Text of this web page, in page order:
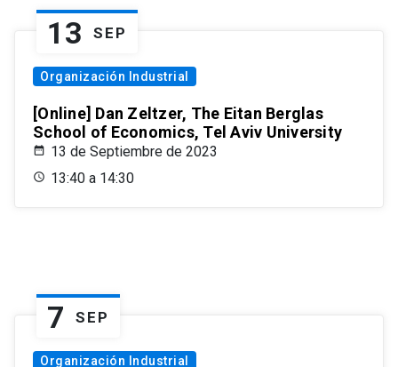
13 SEP
Organización Industrial
[Online] Dan Zeltzer, The Eitan Berglas
School of Economics, Tel Aviv University
13 de Septiembre de 2023
13:40 a 14:30
7 SEP
Organización Industrial